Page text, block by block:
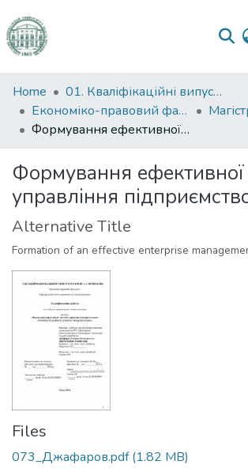
Communities
&
Collections
Statistics
Home
01. Кваліфікаційні випускні роботи здобувачів вищої освіти
Економіко-правовий факультет
Формування ефективної системи управління підприємством
Формування ефективної
управління
Alternative Title
Formation of an effective enterprise
Files
073_Джафаров.pdf(1.82 MB)